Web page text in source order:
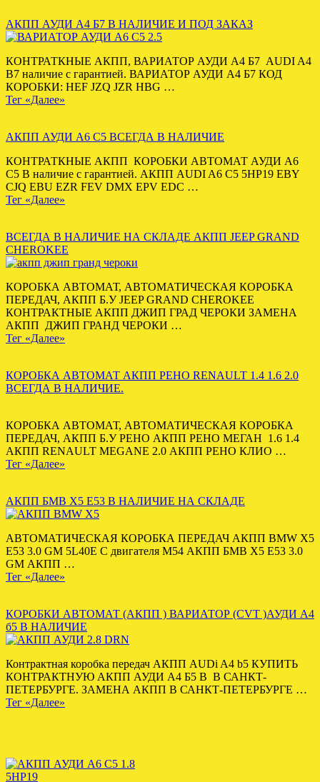
АКПП АУДИ А4 Б7 В НАЛИЧИЕ И ПОД ЗАКАЗ
КОНТРАТКНЫЕ АКПП, ВАРИАТОР АУДИ А4 Б7 AUDI A4
B7 наличие с гарантией. ВАРИАТОР АУДИ А4 Б7 КОД
КОРОБКИ: HEF JZQ JZR HBG …
Тег «Далее»
АКПП АУДИ А6 С5 ВСЕГДА В НАЛИЧИЕ
КОНТРАТКНЫЕ АКПП КОРОБКИ АВТОМАТ АУДИ А6
С5 В наличие с гарантией. АКПП AUDI A6 C5 5HP19 EBY
CJQ EBU EZR FEV DMX EPV EDC …
Тег «Далее»
ВСЕГДА В НАЛИЧИЕ НА СКЛАДЕ АКПП JEEP GRAND
CHEROKEE
КОРОБКА АВТОМАТ, АВТОМАТИЧЕСКАЯ КОРОБКА
ПЕРЕДАЧ, АКПП Б.У JEEP GRAND CHEROKEE
КОНТРАКТНЫЕ АКПП ДЖИП ГРАД ЧЕРОКИ ЗАМЕНА
АКПП ДЖИП ГРАНД ЧЕРОКИ …
Тег «Далее»
КОРОБКА АВТОМАТ АКПП РЕНО RENAULT 1.4 1.6 2.0
ВСЕГДА В НАЛИЧИЕ.
КОРОБКА АВТОМАТ, АВТОМАТИЧЕСКАЯ КОРОБКА
ПЕРЕДАЧ, АКПП Б.У РЕНО АКПП РЕНО МЕГАН 1.6 1.4
АКПП RENAULT MEGANE 2.0 АКПП РЕНО КЛИО …
Тег «Далее»
АКПП БМВ Х5 Е53 В НАЛИЧИЕ НА СКЛАДЕ
АВТОМАТИЧЕСКАЯ КОРОБКА ПЕРЕДАЧ АКПП BMW X5
E53 3.0 GM 5L40E С двигателя M54 АКПП БМВ Х5 Е53 3.0
GM АКПП …
Тег «Далее»
КОРОБКИ АВТОМАТ (АКПП ) ВАРИАТОР (CVT )АУДИ А4
б5 В НАЛИЧИЕ
Контрактная коробка передач АКПП AUDi A4 b5 КУПИТЬ
КОНТРАКТНУЮ АКПП АУДИ А4 Б5 В В САНКТ-
ПЕТЕРБУРГЕ. ЗАМЕНА АКПП В САНКТ-ПЕТЕРБУРГЕ …
Тег «Далее»